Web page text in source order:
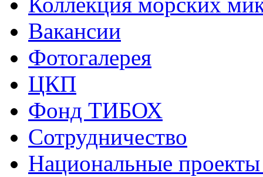
Вакансии
Фотогалерея
ЦКП
Фонд ТИБОХ
Сотрудничество
Национальные